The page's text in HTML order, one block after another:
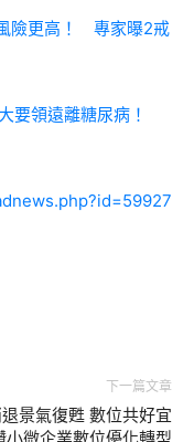
險更高！ 專家曝2戒
領遠離糖尿病！
下一篇文章
景氣復甦 數位共好宜